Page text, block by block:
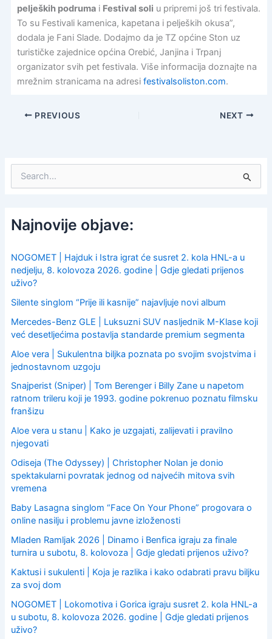
peljeških podrumai Festival soli u pripremi još tri festivala.
To su Festivali kamenica, kapetana i peljeških okusa”,
dodala je Fani Slade. Dodajmo da je TZ općine Ston uz
turističke zajednice općina Orebić, Janjina i Trpanj
organizator svih pet festivala. Više informacija doznajte na
mrežnim stranicama na adresi festivalsoliston.com.
PREVIOUS NEXT
c
h
o
r
Najnovije objave:
NOGOMET | Hajduk i Istra igrat će susret 2. kola HNL-a u
nedjelju, 8. kolovoza 2026. godine | Gdje gledati prijenos
uživo?
Silente singlom “Prije ili kasnije” najavljuje novi album
Mercedes-Benz GLE | Luksuzni SUV nasljednik M-Klase koji
već desetljećima postavlja standarde premium segmenta
Aloe vera | Sukulentna biljka poznata po svojim svojstvima i
jednostavnom uzgoju
Snajperist (Sniper) | Tom Berenger i Billy Zane u napetom
ratnom trileru koji je 1993. godine pokrenuo poznatu filmsku
franšizu
Aloe vera u stanu | Kako je uzgajati, zalijevati i pravilno
njegovati
Odiseja (The Odyssey) | Christopher Nolan je donio
spektakularni povratak jednog od najvećih mitova svih
vremena
Baby Lasagna singlom “Face On Your Phone” progovara o
online nasilju i problemu javne izloženosti
Mladen Ramljak 2026 | Dinamo i Benfica igraju za finale
turnira u subotu, 8. kolovoza | Gdje gledati prijenos uživo?
Kaktusi i sukulenti | Koja je razlika i kako odabrati pravu biljku
za svoj dom
NOGOMET | Lokomotiva i Gorica igraju susret 2. kola HNL-a
u subotu, 8. kolovoza 2026. godine | Gdje gledati prijenos
uživo?